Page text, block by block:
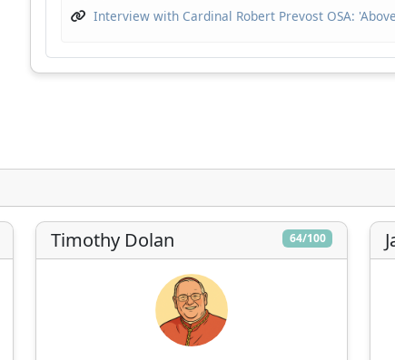
Interview with Cardinal Robert Prevost OSA:
64/100
Timothy Dolan
benötigt Ihre Unterstützung, um weiterhin
Entwicklung
Forschung
Analyse
Spenden